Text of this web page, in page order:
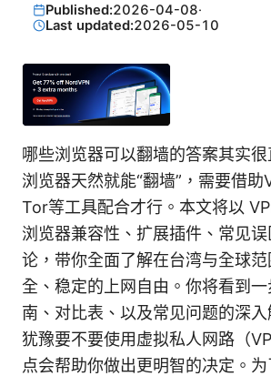
Published:2026-04-08·
Last updated:2026-05-10
哪些浏览器可以翻墙的答案其实
浏览器天然就能“翻墙”，需要借助
Tor等工具配合才行。本文将以
浏览器兼容性、扩展插件、常见
论，带你全面了解在台湾与全球
全、稳定的上网自由。你将看到
南、对比表、以及常见问题的深
犹豫要不要使用虚拟私人网路（
点会帮助你做出更明智的决定。